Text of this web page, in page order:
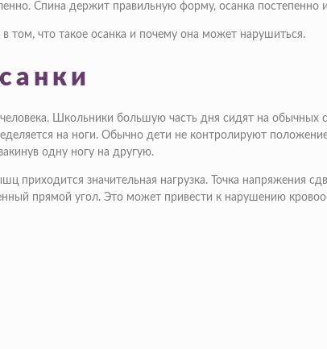
Спина держит правильную форму, осанка постепенно
том, что такое осанка и почему она может нарушиться.
Школьники большую часть дня сидят на
на ноги. Обычно дети не контролируют
одну ногу на другую.
приходится значительная нагрузка. Точка напряжения
прямой угол. Это может привести к нарушению